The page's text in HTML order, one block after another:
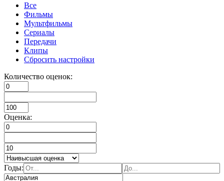
Все
Фильмы
Мультфильмы
Сериалы
Передачи
Клипы
Сбросить настройки
Количество оценок:
Оценка:
Годы: